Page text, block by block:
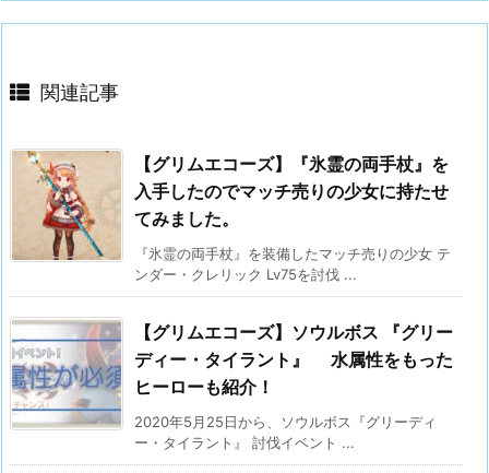
関連記事
【グリムエコーズ】『氷霊の両手杖』を
入手したのでマッチ売りの少女に持たせ
てみました。
『氷霊の両手杖』を装備したマッチ売りの少女 テ
ンダー・クレリック Lv75を討伐 ...
【グリムエコーズ】ソウルボス 『グリー
ディー・タイラント』 水属性をもった
ヒーローも紹介！
2020年5月25日から、ソウルボス『グリーディ
ー・タイラント』 討伐イベント ...